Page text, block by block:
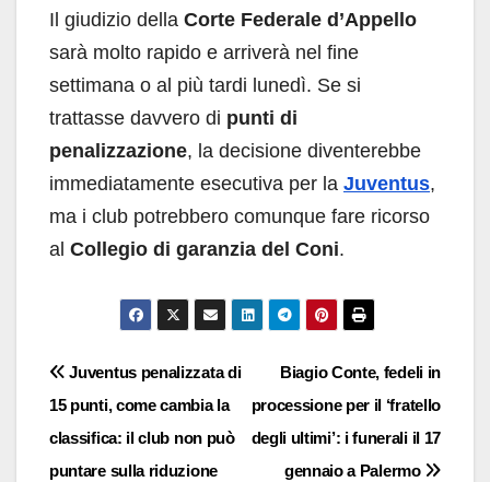
Il giudizio della Corte Federale d’Appello
sarà molto rapido e arriverà nel fine
settimana o al più tardi lunedì. Se si
trattasse davvero di punti di
penalizzazione, la decisione diventerebbe
immediatamente esecutiva per la Juventus,
ma i club potrebbero comunque fare ricorso
al Collegio di garanzia del Coni.
Navigazione
articoli
Biagio Conte, fedeli in
processione per il ‘fratello
degli ultimi’: i funerali il 17
gennaio a Palermo
Juventus penalizzata di
15 punti, come cambia la
classifica: il club non può
puntare sulla riduzione